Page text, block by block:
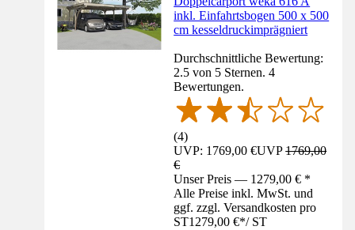
inkl. Einfahrtsbogen 500 x 500
cm kesseldruckimprägniert
Durchschnittliche Bewertung:
2.5 von 5 Sternen. 4
Bewertungen.
(4)
UVP: 1769,00 €UVP1769,00
€
Unser Preis — 1279,00 € *
Alle Preise inkl. MwSt. und
ggf. zzgl. Versandkosten pro
ST1279,00 €*/ ST